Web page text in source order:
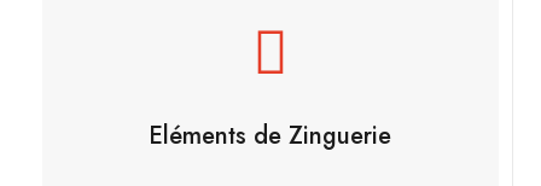
Eléments de Zinguerie